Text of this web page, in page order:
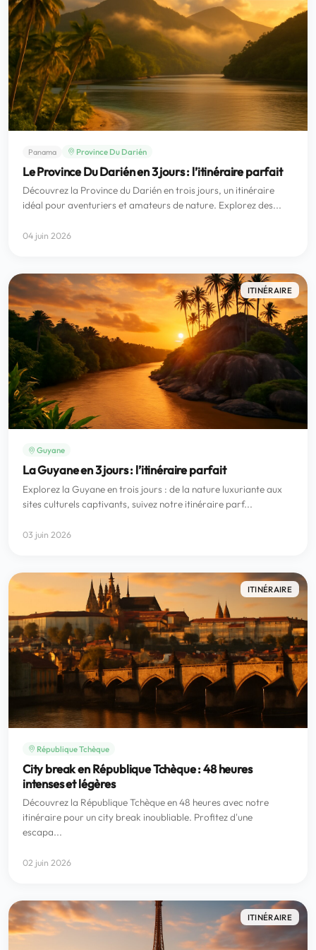
Panama Province Du Darién
Le Province Du Darién en 3 jours : l’itinéraire parfait
Découvrez la Province du Darién en trois jours, un itinéraire
idéal pour aventuriers et amateurs de nature. Explorez des...
04 juin 2026
ITINÉRAIRE
Guyane
La Guyane en 3 jours : l’itinéraire parfait
Explorez la Guyane en trois jours : de la nature luxuriante aux
sites culturels captivants, suivez notre itinéraire parf...
03 juin 2026
ITINÉRAIRE
République Tchèque
City break en République Tchèque : 48 heures
intenses et légères
Découvrez la République Tchèque en 48 heures avec notre
itinéraire pour un city break inoubliable. Profitez d'une
escapa...
02 juin 2026
ITINÉRAIRE